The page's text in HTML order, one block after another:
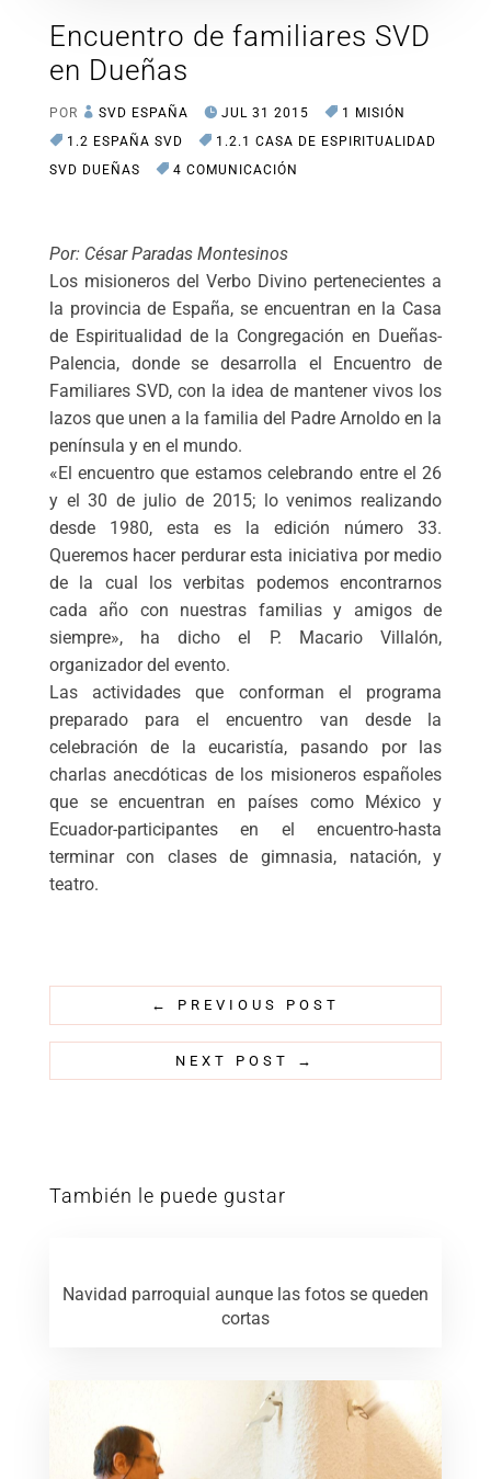
Encuentro de familiares SVD
en Dueñas
POR SVD ESPAÑA JUL 31 2015
1 MISIÓN
1.2 ESPAÑA SVD
1.2.1 CASA DE ESPIRITUALIDAD
SVD DUEÑAS
4 COMUNICACIÓN
Por: César Paradas Montesinos
Los misioneros del Verbo Divino pertenecientes a
la provincia de España, se encuentran en la Casa
de Espiritualidad de la Congregación en Dueñas-
Palencia, donde se desarrolla el Encuentro de
Familiares SVD, con la idea de mantener vivos los
lazos que unen a la familia del Padre Arnoldo en la
península y en el mundo.
«El encuentro que estamos celebrando entre el 26
y el 30 de julio de 2015; lo venimos realizando
desde 1980, esta es la edición número 33.
Queremos hacer perdurar esta iniciativa por medio
de la cual los verbitas podemos encontrarnos
cada año con nuestras familias y amigos de
siempre», ha dicho el P. Macario Villalón,
organizador del evento.
Las actividades que conforman el programa
preparado para el encuentro van desde la
celebración de la eucaristía, pasando por las
charlas anecdóticas de los misioneros españoles
que se encuentran en países como México y
Ecuador-participantes en el encuentro-hasta
terminar con clases de gimnasia, natación, y
teatro.
← PREVIOUS POST
NEXT POST →
También le puede gustar
Navidad parroquial aunque las fotos se queden
cortas